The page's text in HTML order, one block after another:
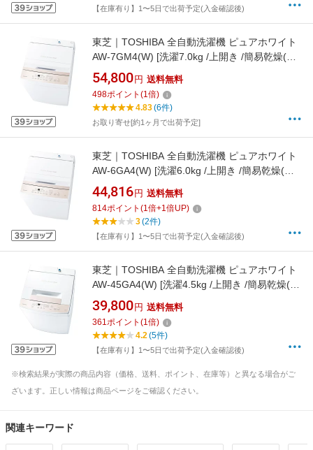
【在庫有り】1〜5日で出荷予定(入金確認後)
東芝｜TOSHIBA 全自動洗濯機 ピュアホワイト
AW-7GM4(W) [洗濯7.0kg /上開き /簡易乾燥(送
風機能)]
54,800 円 送料無料
498ポイント (1倍)
4.83(6件)
お取り寄せ[約1ヶ月で出荷予定]
東芝｜TOSHIBA 全自動洗濯機 ピュアホワイト
AW-6GA4(W) [洗濯6.0kg /上開き /簡易乾燥(送
風機能)]
44,816 円 送料無料
814ポイント (1倍+1倍UP)
3(2件)
【在庫有り】1〜5日で出荷予定(入金確認後)
東芝｜TOSHIBA 全自動洗濯機 ピュアホワイト
AW-45GA4(W) [洗濯4.5kg /上開き /簡易乾燥(送
風機能)]
39,800 円 送料無料
361ポイント (1倍)
4.2(5件)
【在庫有り】1〜5日で出荷予定(入金確認後)
※検索結果が実際の商品内容（価格、送料、ポイント、在庫等）と異なる場合がご
ざいます。正しい情報は商品ページをご確認ください。
関連キーワード